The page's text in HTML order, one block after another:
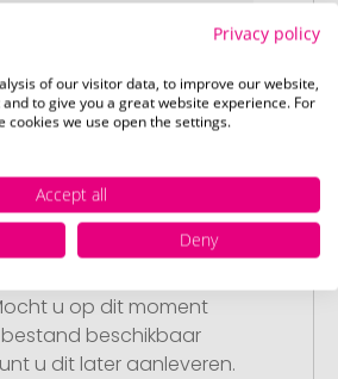
logo of ontwerp
of ontwerp op onze
u op dit moment
beschikbaar
u dit later aanleveren.
Privacy policy
of our visitor data, to improve our website,
to give you a great website experience. For
we use open the settings.
Accept all
Deny